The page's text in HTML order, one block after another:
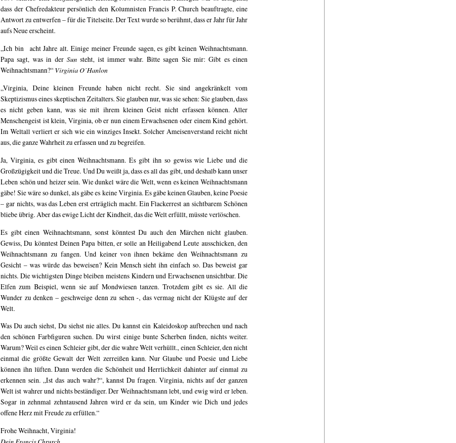
dass der Chefredakteur persönlich den Kolumnisten Francis P. Church beauftragte, eine
Antwort zu entwerfen – für die Titelseite. Der Text wurde so berühmt, dass er Jahr für Jahr
aufs Neue erscheint.
„Ich bin acht Jahre alt. Einige meiner Freunde sagen, es gibt keinen Weihnachtsmann.
Papa sagt, was in der Sunsteht, ist immer wahr. Bitte sagen Sie mir: Gibt es einen
Weihnachtsmann?“ Virginia O´Hanlon
„Virginia, Deine kleinen Freunde haben nicht recht. Sie sind angekränkelt vom
Skeptizismus eines skeptischen Zeitalters. Sie glauben nur, was sie sehen: Sie glauben, dass
es nicht geben kann, was sie mit ihrem kleinen Geist nicht erfassen können. Aller
Menschengeist ist klein, Virginia, ob er nun einem Erwachsenen oder einem Kind gehört.
Im Weltall verliert er sich wie ein winziges Insekt. Solcher Ameisenverstand reicht nicht
aus, die ganze Wahrheit zu erfassen und zu begreifen.
Ja, Virginia, es gibt einen Weihnachtsmann. Es gibt ihn so gewiss wie Liebe und die
Großzügigkeit und die Treue. Und Du weißt ja, dass es all das gibt, und deshalb kann unser
Leben schön und heizer sein. Wie dunkel wäre die Welt, wenn es keinen Weihnachtsmann
gäbe! Sie wäre so dunkel, als gäbe es keine Virginia. Es gäbe keinen Glauben, keine Poesie
– gar nichts, was das Leben erst erträglich macht. Ein Flackerrest an sichtbarem Schönen
bliebe übrig. Aber das ewige Licht der Kindheit, das die Welt erfüllt, müsste verlöschen.
Es gibt einen Weihnachtsmann, sonst könntest Du auch den Märchen nicht glauben.
Gewiss, Du könntest Deinen Papa bitten, er solle an Heiligabend Leute ausschicken, den
Weihnachtsmann zu fangen. Und keiner von ihnen bekäme den Weihnachtsmann zu
Gesicht – was würde das beweisen? Kein Mensch sieht ihn einfach so. Das beweist gar
nichts. Die wichtigsten Dinge bleiben meistens Kindern und Erwachsenen unsichtbar. Die
Elfen zum Beispiel, wenn sie auf Mondwiesen tanzen. Trotzdem gibt es sie. All die
Wunder zu denken – geschweige denn zu sehen -, das vermag nicht der Klügste auf der
Welt.
Was Du auch siehst, Du siehst nie alles. Du kannst ein Kaleidoskop aufbrechen und nach
den schönen Farbfiguren suchen. Du wirst einige bunte Scherben finden, nichts weiter.
Warum? Weil es einen Schleier gibt, der die wahre Welt verhüllt., einen Schleier, den nicht
einmal die größte Gewalt der Welt zerreißen kann. Nur Glaube und Poesie und Liebe
können ihn lüften. Dann werden die Schönheit und Herrlichkeit dahinter auf einmal zu
erkennen sein. „Ist das auch wahr?“, kannst Du fragen. Virginia, nichts auf der ganzen
Welt ist wahrer und nichts beständiger. Der Weihnachtsmann lebt, und ewig wird er leben.
Sogar in zehnmal zehntausend Jahren wird er da sein, um Kinder wie Dich und jedes
offene Herz mit Freude zu erfüllen.“
Frohe Weihnacht, Virginia!